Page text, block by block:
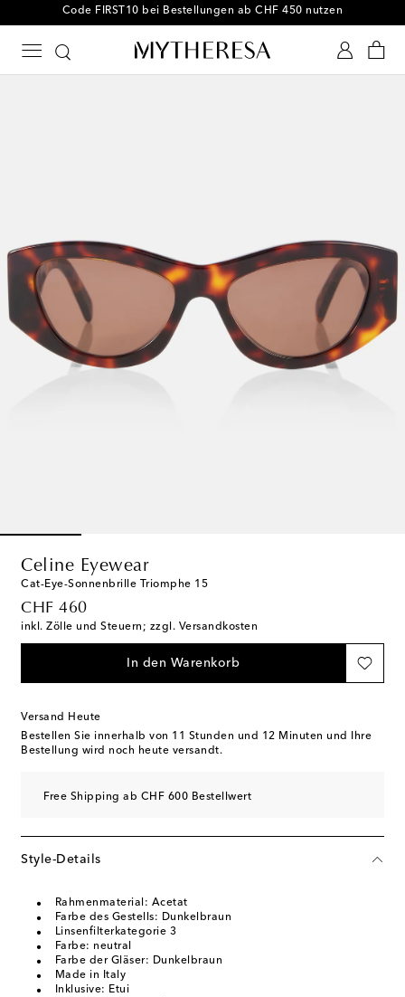
-10 % bei Ihrer ersten Bestellung auf ausgewählte Styles
Celine Eyewear
Cat-Eye-Sonnenbrille Triomphe 15
CHF 460
original price
inkl. Zölle und Steuern; zzgl. Versandkosten
In den Warenkorb
Versand Heute
Bestellen Sie innerhalb von 11 Stunden und 12 Minuten und Ihre
Bestellung wird noch heute versandt.
Free Shipping ab CHF 600 Bestellwert
Style-Details
Rahmenmaterial: Acetat
Farbe des Gestells: Dunkelbraun
Linsenfilterkategorie 3
Farbe: neutral
Farbe der Gläser: Dunkelbraun
Made in Italy
Inklusive: Etui